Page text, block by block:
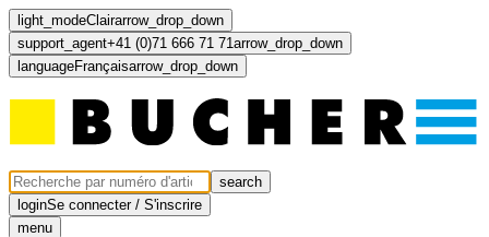
light_modeClairarrow_drop_down
support_agent+41 (0)71 666 71 71arrow_drop_down
languageFrançaisarrow_drop_down
search
loginSe connecter / S'inscrire
menu